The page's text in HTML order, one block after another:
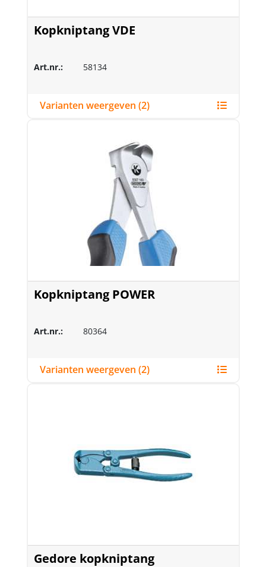
Kopkniptang VDE
Art.nr.: 58134
Varianten weergeven (2)
Kopkniptang POWER
Art.nr.: 80364
Varianten weergeven (2)
Gedore kopkniptang